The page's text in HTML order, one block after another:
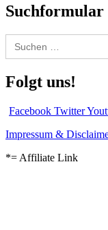
Suchformular
Search
for:
Folgt uns!
Facebook Twitter
Impressum &
*= Affiliate Link